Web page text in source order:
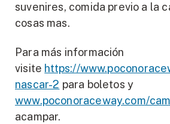
suvenires, comida previo a la
cosas mas.
Para más información
visite https://
nascar-2 para boletos y
www.poconoraceway.com/
acampar.